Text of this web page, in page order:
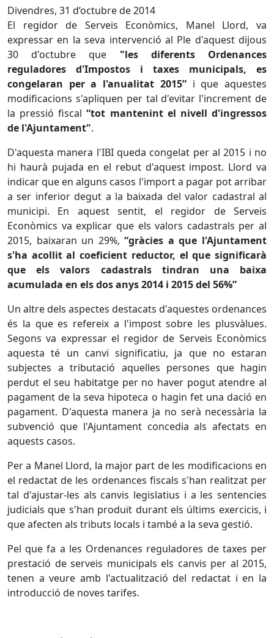
Divendres, 31 d’octubre de 2014
El regidor de Serveis Econòmics, Manel Llord, va
expressar en la seva intervenció al Ple d'aquest dijous
30 d'octubre que "les diferents Ordenances
reguladores d'Impostos i taxes municipals, es
congelaran per a l'anualitat 2015”i que aquestes
modificacions s'apliquen per tal d'evitar l'increment de
la pressió fiscal“tot mantenint el nivell d'ingressos
de l'Ajuntament".
D'aquesta manera l'IBI queda congelat per al 2015 i no
hi haurà pujada en el rebut d'aquest impost. Llord va
indicar que en alguns casos l'import a pagar pot arribar
a ser inferior degut a la baixada del valor cadastral al
municipi. En aquest sentit, el regidor de Serveis
Econòmics va explicar que els valors cadastrals per al
2015, baixaran un 29%,“gràcies a que l'Ajuntament
s'ha acollit al coeficient reductor, el que significarà
que els valors cadastrals tindran una baixa
acumulada en els dos anys 2014 i 2015 del 56%”
Un altre dels aspectes destacats d'aquestes ordenances
és la que es refereix a l'impost sobre les plusvàlues.
Segons va expressar el regidor de Serveis Econòmics
aquesta té un canvi significatiu, ja que no estaran
subjectes a tributació aquelles persones que hagin
perdut el seu habitatge per no haver pogut atendre al
pagament de la seva hipoteca o hagin fet una dació en
pagament. D'aquesta manera ja no serà necessària la
subvenció que l'Ajuntament concedia als afectats en
aquests casos.
Per a Manel Llord, la major part de les modificacions en
el redactat de les ordenances fiscals s'han realitzat per
tal d'ajustar-les als canvis legislatius i a les sentencies
judicials que s'han produït durant els últims exercicis, i
que afecten als tributs locals i també a la seva gestió.
Pel que fa a les Ordenances reguladores de taxes per
prestació de serveis municipals els canvis per al 2015,
tenen a veure amb l'actualització del redactat i en la
introducció de noves tarifes.